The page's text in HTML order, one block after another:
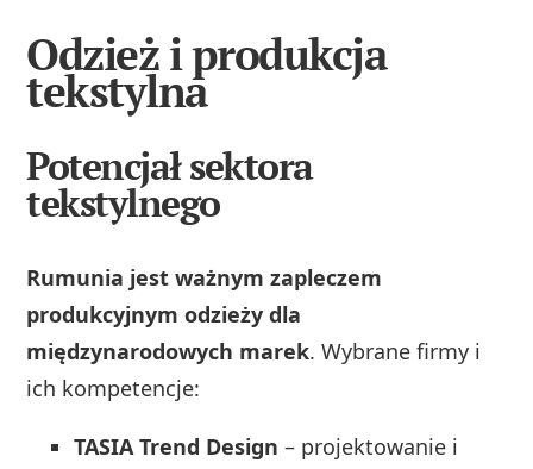
Odzież i produkcja
tekstylna
Potencjał sektora
tekstylnego
Rumunia jest ważnym zapleczem
produkcyjnym odzieży dla
międzynarodowych marek. Wybrane firmy i
ich kompetencje:
TASIA Trend Design – projektowanie i